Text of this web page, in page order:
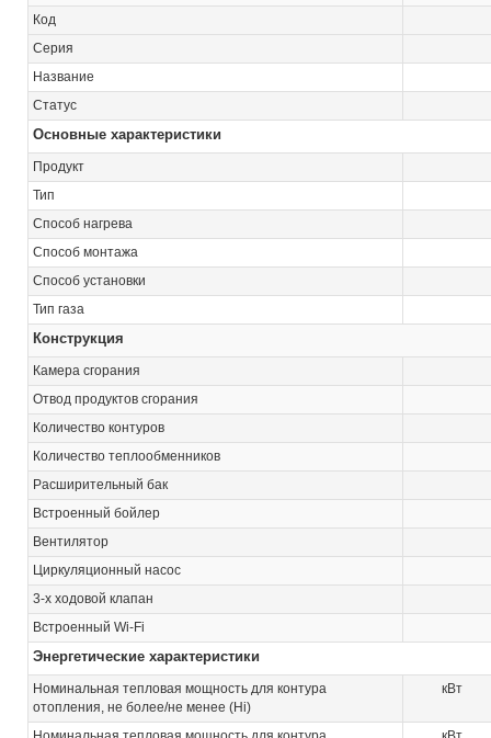
Код
Серия
Название
Статус
Основные характеристики
Продукт
Тип
Способ нагрева
Способ монтажа
Способ установки
Тип газа
Конструкция
Камера сгорания
Отвод продуктов сгорания
Количество контуров
Количество теплообменников
Расширительный бак
Встроенный бойлер
Вентилятор
Циркуляционный насос
3-х ходовой клапан
Встроенный Wi-Fi
Энергетические характеристики
Номинальная тепловая мощность для контура
отопления, не более/не менее (Hi)
кВт